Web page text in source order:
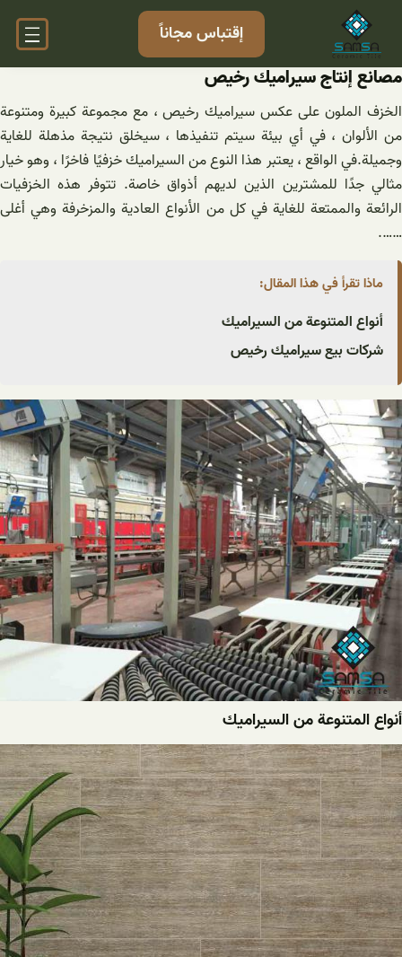
المحتوى
إقتباس مجاناً
مصانع إنتاج سيراميك رخيص
الخزف الملون على عكس سيراميك رخيص ، مع مجموعة كبيرة ومتنوعة
من الألوان ، في أي بيئة سيتم تنفيذها ، سيخلق نتيجة مذهلة للغاية
وجميلة.في الواقع ، يعتبر هذا النوع من السيراميك خزفيًا فاخرًا ، وهو خيار
مثالي جدًا للمشترين الذين لديهم أذواق خاصة. تتوفر هذه الخزفيات
الرائعة والممتعة للغاية في كل من الأنواع العادية والمزخرفة وهي أغلى
…….
ماذا تقرأ في هذا المقال:
أنواع المتنوعة من السيراميك
شرکات بیع سيراميك رخيص
أنواع المتنوعة من السيراميك